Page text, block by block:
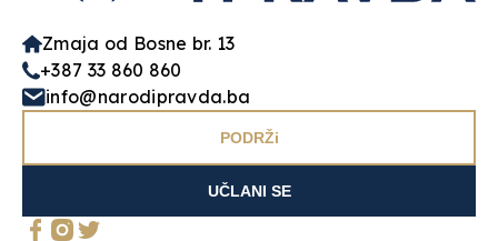
Zmaja od Bosne br. 13
+387 33 860 860
info@narodipravda.ba
PODRŽi
UČLANI SE